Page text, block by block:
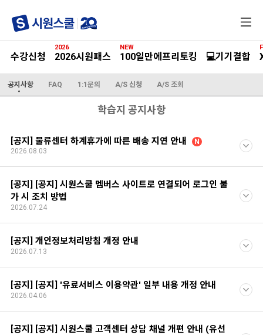
메
수강신청 2026시원패스
2026
100일만에프리토킹
NEW
💻기기결합
공지사항 FAQ 1:1문의 A/S 신청 A/S 조회
학습지 공지사항
[공지] 물류센터 하계휴가에 따른 배송 지연 안내
N
2026.08.03
[공지] [공지] 시원스쿨 멤버스 사이트로 연결되어 로그인 불
가 시 조치 방법
2026.07.24
[공지] 개인정보처리방침 개정 안내
2026.07.13
[공지] [공지] '유료서비스 이용약관' 일부 내용 개정 안내
2026.04.06
[공지] [공지] 시원스쿨 고객센터 상담 채널 개편 안내 (유선